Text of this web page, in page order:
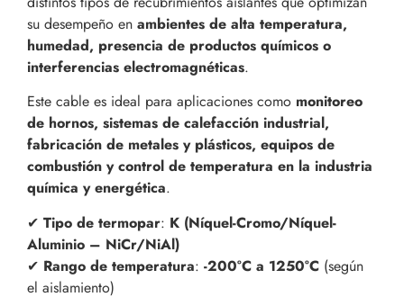
su desempeño en ambientes de alta temperatura,
humedad, presencia de productos químicos o
interferencias electromagnéticas.
Este cable es ideal para aplicaciones como monitoreo
de hornos, sistemas de calefacción industrial,
fabricación de metales y plásticos, equipos de
combustión y control de temperatura en la industria
química y energética.
✔ Tipo de termopar: K (Níquel-Cromo/Níquel-
Aluminio – NiCr/NiAl)
✔ Rango de temperatura: -200°C a 1250°C (según
el aislamiento)